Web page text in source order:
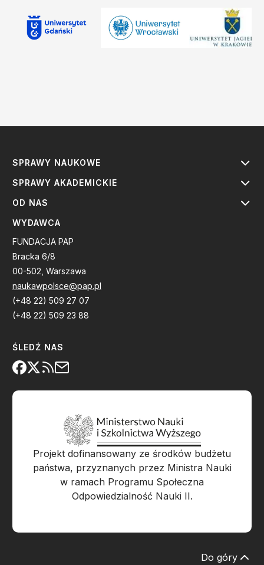
SPRAWY NAUKOWE
SPRAWY AKADEMICKIE
OD NAS
WYDAWCA
FUNDACJA PAP
Bracka 6/8
00-502, Warszawa
naukawpolsce@pap.pl
(+48 22) 509 27 07
(+48 22) 509 23 88
ŚLEDŹ NAS
Projekt dofinansowany ze środków budżetu
państwa, przyznanych przez Ministra Nauki
w ramach Programu Społeczna
Odpowiedzialność Nauki II.
Do góry